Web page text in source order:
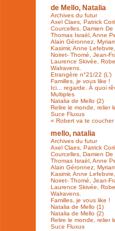
de Mello, Natalia
Archives du futur
Axel Claes, Patrick
Courcelles, Damien
Thomas Israël, Anne
Alain Géronnez,
Kasimir, Anne
Noiret- Thomé, Jean-
Laurence Skivée,
Walravens.
Etrangère n°21/22 (L’)
Familles, je vous like !
Ici... regarde. À quoi
Multiples
Natalia de Mello (2)
Relire le monde, relier
Suce Fluxus
« Robert va te
mello, natalia
Archives du futur
Axel Claes, Patrick
Courcelles, Damien
Thomas Israël, Anne
Alain Géronnez,
Kasimir, Anne
Noiret- Thomé, Jean-
Laurence Skivée,
Walravens.
Familles, je vous like !
Natalia de Mello (1)
Natalia de Mello (2)
Relire le monde, relier
Suce Fluxus